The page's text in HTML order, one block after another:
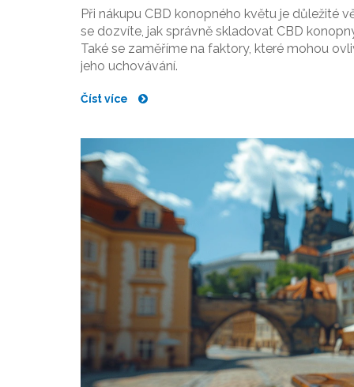
Při nákupu CBD konopného květu je důležité
se dozvíte, jak správně skladovat CBD
Také se zaměříme na faktory, které mohou
jeho uchovávání.
Číst více